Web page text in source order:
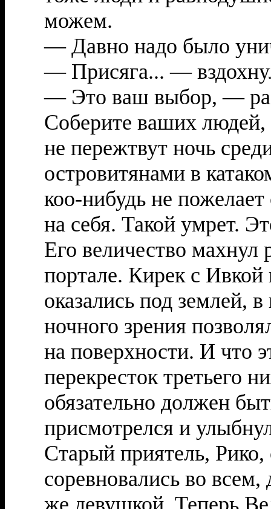
можем.
— Давно надо было
— Присяга... —
— Это ваш выбор, —
Соберите ваших людей,
не пережтвут ночь
островитянами в
коо-нибудь не пожелает
на себя. Такой умрет.
Его величество махнул
портале. Кирек с
оказались под землей,
ночного зрения
на поверхности. И что
перекресток третьего
обязательно должен
присмотрелся и
Старый приятель,
соревновались во